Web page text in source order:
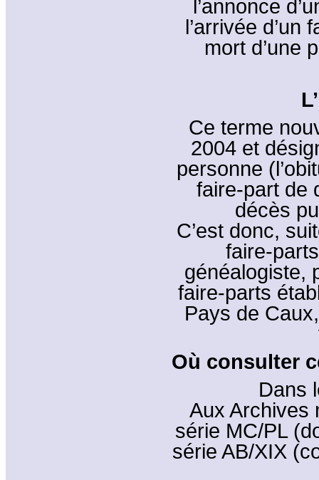
l’annonce
l’arrivée
mort d’une
Ce terme
2004 et
personne
faire-part de
décès
C’est donc,
faire-
généalogiste,
faire-parts
Pays de
Où consulter
Dans
Aux Archives
série MC/PL
série AB/XIX